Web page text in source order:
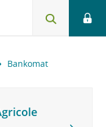
Bankomat